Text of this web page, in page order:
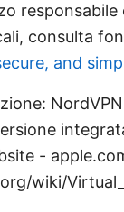
consulta
and
-
wiki/